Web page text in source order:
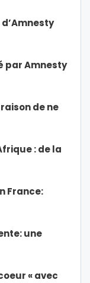
par Amnesty
de ne
: de la
France:
une
« avec